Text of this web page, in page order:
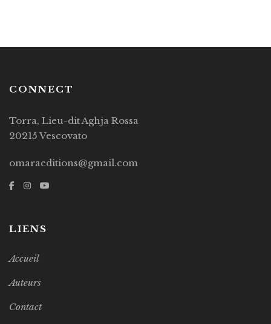
CONNECT
Torra, Lieu-dit Aghja Rossa
20215 Vescovato
omaraeditions@gmail.com
LIENS
Accueil
Auteurs
Contact